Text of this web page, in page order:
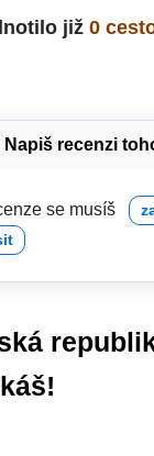
již 0
Napiš recenzi
se musíš